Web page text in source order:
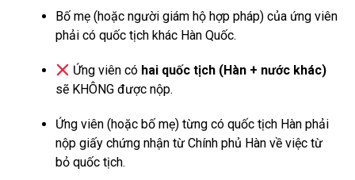
Bố mẹ (hoặc người giám hộ hợp pháp) của ứng viên
phải có quốc tịch khác Hàn Quốc.
Ứng viên có hai quốc tịch (Hàn + nước khác)
sẽ KHÔNG được nộp.
Ứng viên (hoặc bố mẹ) từng có quốc tịch Hàn phải
nộp giấy chứng nhận từ Chính phủ Hàn về việc từ
bỏ quốc tịch.